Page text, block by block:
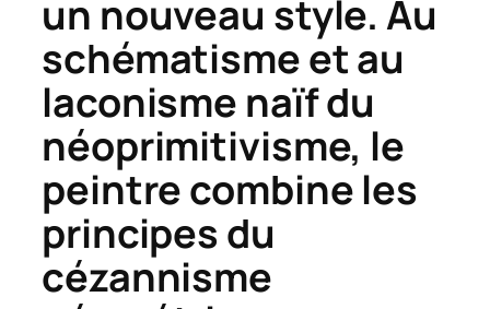
un nouveau style. Au
schématisme et au
laconisme naïf du
néoprimitivisme, le
peintre combine les
principes du
cézannisme